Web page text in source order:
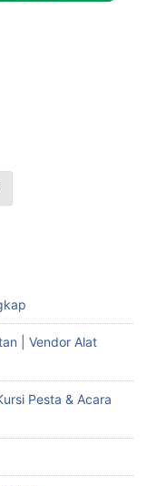
| Vendor Alat
Pesta & Acara